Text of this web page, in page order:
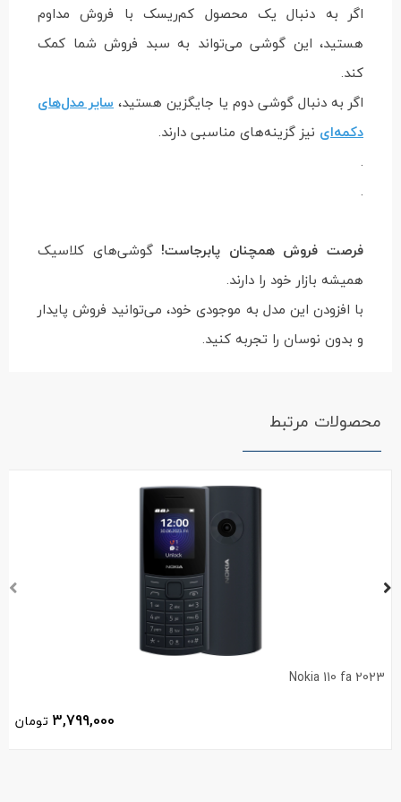
اگر به دنبال یک محصول کم‌ریسک با فروش مداوم
هستید، این گوشی می‌تواند به سبد فروش شما کمک
کند.
اگر به دنبال گوشی دوم یا جایگزین هستید،سایر مدل‌های
دکمه‌ای نیز گزینه‌های مناسبی دارند.
.
.
فرصت فروش همچنان پابرجاست! گوشی‌های کلاسیک
همیشه بازار خود را دارند.
با افزودن این مدل به موجودی خود، می‌توانید فروش پایدار
و بدون نوسان را تجربه کنید.
محصولات مرتبط
Nokia 110 fa 2023
3,799,000 تومان